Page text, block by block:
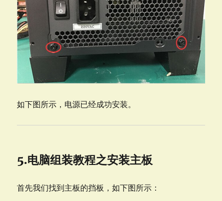
如下图所示，电源已经成功安装。
5.电脑组装教程之安装主板
首先我们找到主板的挡板，如下图所示：